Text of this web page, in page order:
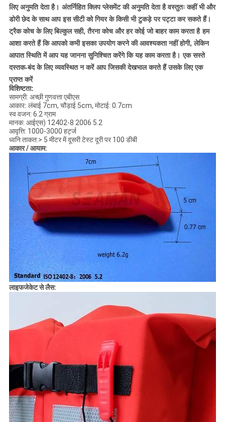
लिए अनुमति देता है। अंतर्निहित क्लिप प्लेसमेंट की अनुमति देता है वस्तुतः कहीं भी और
डोरी छेद के साथ आप इस सीटी को गियर के किसी भी टुकड़े पर पट्टा कर सकते हैं।
ट्रैक कोच के लिए बिल्कुल सही, तैरना कोच और हर कोई जो बाहर काम करता है हम
आशा करते हैं कि आपको कभी इसका उपयोग करने की आवश्यकता नहीं होगी, लेकिन
आपात स्थिति में आप यह जानना सुनिश्चित करेंगे कि यह काम करता है। एक सस्ते
दस्तक-बंद के लिए व्यवस्थित न करें आप जिसकी देखभाल करते हैं उसके लिए एक
प्राप्त करें
विशिष्टता:
सामग्री: अच्छी गुणवत्ता एबीएस
आकार: लंबाई 7cm, चौड़ाई 5cm, मोटाई: 0.7cm
स्व वजन: 6.2 ग्राम
मानक: आईएस) 12402-8 2006 5.2
आवृत्ति: 1000-3000 हर्ट्ज
ध्वनि ताकत:> 5 मीटर में दूसरी टेस्ट दूरी पर 100 डीबी
आकार / आयाम:
लाइफजेकेट से लैस: